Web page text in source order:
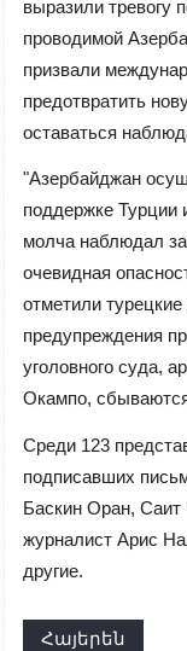
выразили тревогу
проводимой
призвали
предотвратить
оставаться
"Азербайджан
поддержке Турции
молча наблюдал
очевидная
отметили
предупреждения
уголовного суда,
Окампо,
Среди 123
подписавших
Баскин Оран, Саит
журналист Арис
другие.
Հայերեն